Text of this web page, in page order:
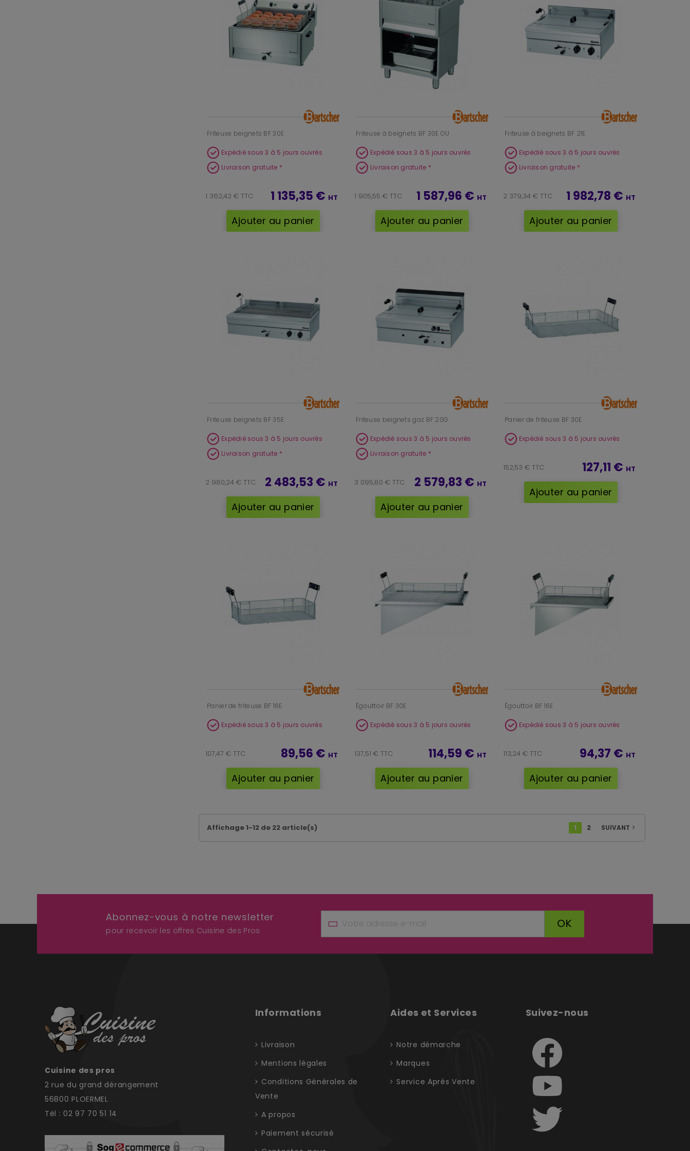
Choisissez un modèle facile d’accès, avec des
surfaces simples à nettoyer. En service sucré,
l’entretien régulier évite les goûts parasites et
prolonge la durée de vie de l’huile.
Astuces de pro pour des
Ne surchargez pas : mieux vaut deux tournées
rapides qu’une seule trop chargée.
Égouttez correctement avant le sucre ou le
Friteuse beignets BF 30E
Expédié sous 3 à 5 jours ouvrés
Livraison gratuite *
1 362,42 € TTC 1 135,35 € HT
Ajouter au panier
Friteuse à beignets BF 30E OU
Expédié sous 3 à 5 jours ouvrés
Livraison gratuite *
1 905,55 € TTC 1 587,96 € HT
Ajouter au panier
Friteuse à beignets BF 21E
Expédié sous 3 à 5 jours ouvrés
Livraison gratuite *
2 379,34 € TTC 1 982,78 € HT
Ajouter au panier
Friteuse beignets BF 35E
Expédié sous 3 à 5 jours ouvrés
Livraison gratuite *
2 980,24 € TTC 2 483,53 € HT
Ajouter au panier
Friteuse beignets gaz BF 20G
Expédié sous 3 à 5 jours ouvrés
Livraison gratuite *
3 095,80 € TTC 2 579,83 € HT
Ajouter au panier
Panier de friteuse BF 30E
Expédié sous 3 à 5 jours ouvrés
152,53 € TTC 127,11 € HT
Ajouter au panier
Panier de friteuse BF 16E
Expédié sous 3 à 5 jours ouvrés
107,47 € TTC 89,56 € HT
Ajouter au panier
Égouttoir BF 30E
Expédié sous 3 à 5 jours ouvrés
137,51 € TTC 114,59 € HT
Ajouter au panier
Égouttoir BF 16E
Expédié sous 3 à 5 jours ouvrés
113,24 € TTC 94,37 € HT
Ajouter au panier
Affichage 1-12 de 22 article(s) 1 2 SUIVANT navigate_next
Abonnez-vous à notre newsletter
pour recevoir les offres Cuisine des Pros OK
Cuisine des pros
2 rue du grand dérangement
56800 PLOERMEL
Tél : 02 97 70 51 14
Informations
Livraison
Mentions légales
Conditions Générales de
Vente
A propos
Paiement sécurisé
Aides et Services
Notre démarche
Marques
Service Après Vente
Suivez-nous